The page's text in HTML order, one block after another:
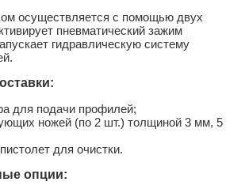
осуществляется с помощью двух
пневматический зажим
гидравлическую систему
для подачи профилей;
ножей (по 2 шт.) толщиной 3 мм, 5
для очистки.
опции: